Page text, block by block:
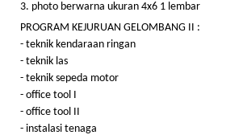
3. photo berwarna ukuran 4x6 1 lembar
PROGRAM KEJURUAN GELOMBANG II :
- teknik kendaraan ringan
- teknik las
- teknik sepeda motor
- office tool I
- office tool II
- instalasi tenaga